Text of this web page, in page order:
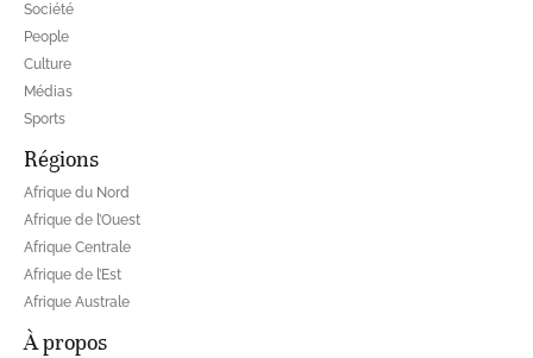
Société
People
Culture
Médias
Sports
Régions
Afrique du Nord
Afrique de l’Ouest
Afrique Centrale
Afrique de l’Est
Afrique Australe
À propos